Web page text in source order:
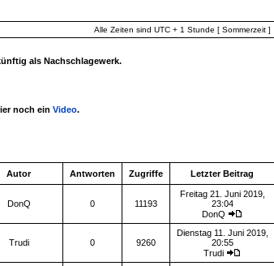
Alle Zeiten sind UTC + 1 Stunde [ Sommerzeit ]
als Nachschlagewerk.
noch ein Video.
Autor Antworten Zugriffe Letzter Beitrag
DonQ 0 11193
Freitag 21. Juni 2019,
23:04
DonQ
Trudi 0 9260
Dienstag 11. Juni 2019,
20:55
Trudi